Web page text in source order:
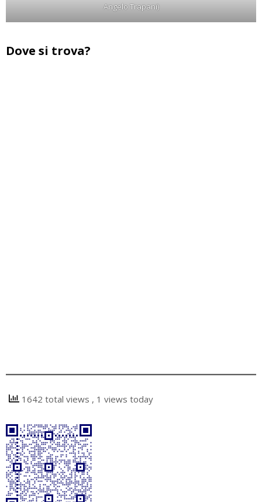
Angelo Trapani)
Dove si trova?
1642 total views , 1 views today